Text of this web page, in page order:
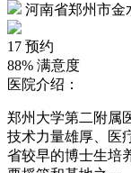
河南省郑州市金
17 预约
88% 满意度
医院介绍：
郑州大学第二附属
技术力量雄厚、医
省较早的博士生培